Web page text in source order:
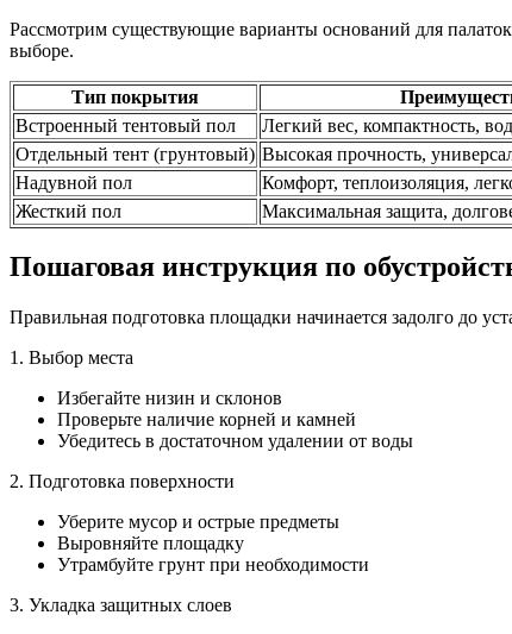
Рассмотрим существующие варианты оснований для
выборе.
Тип покрытия
Встроенный тентовый пол
Легкий вес, компактность,
Отдельный тент (грунтовый) Высокая прочность,
Надувной пол
Комфорт, теплоизоляция,
Жесткий пол
Максимальная защита,
Пошаговая инструкция по
Правильная подготовка площадки начинается задолго до
1. Выбор места
Избегайте низин и склонов
Проверьте наличие корней и камней
Убедитесь в достаточном удалении от воды
2. Подготовка поверхности
Уберите мусор и острые предметы
Выровняйте площадку
Утрамбуйте грунт при необходимости
3. Укладка защитных слоев